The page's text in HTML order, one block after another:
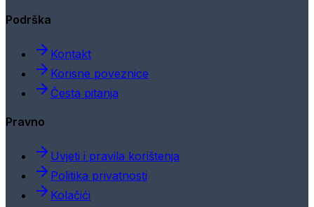
Podrška
Kontakt
Korisne poveznice
Česta pitanja
Pravno
Uvjeti i pravila korištenja
Politika privatnosti
Kolačići